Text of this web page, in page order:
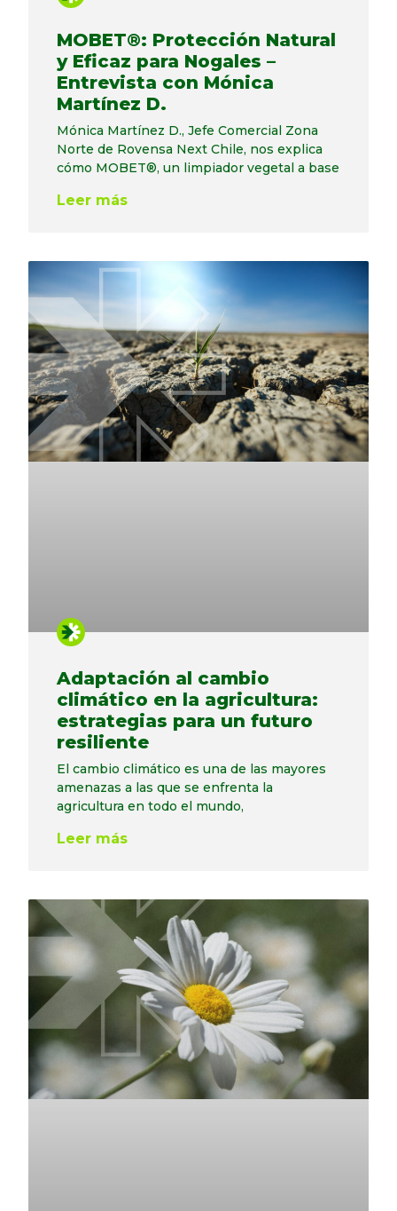
MOBET®: Protección Natural
y Eficaz para Nogales –
Entrevista con Mónica
Martínez D.
Mónica Martínez D., Jefe Comercial Zona
Norte de Rovensa Next Chile, nos explica
cómo MOBET®, un limpiador vegetal a base
Leer más
Adaptación al cambio
climático en la agricultura:
estrategias para un futuro
resiliente
El cambio climático es una de las mayores
amenazas a las que se enfrenta la
agricultura en todo el mundo,
Leer más